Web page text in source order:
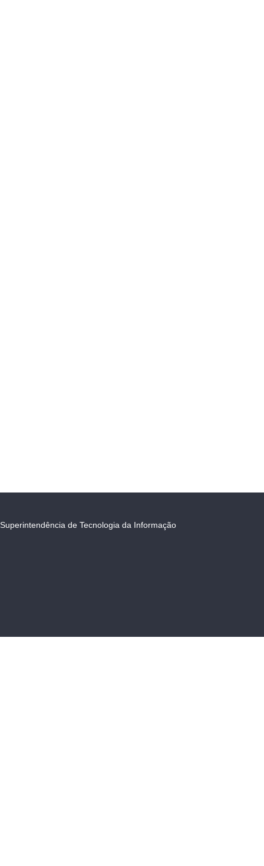
Superintendência de Tecnologia da Informação